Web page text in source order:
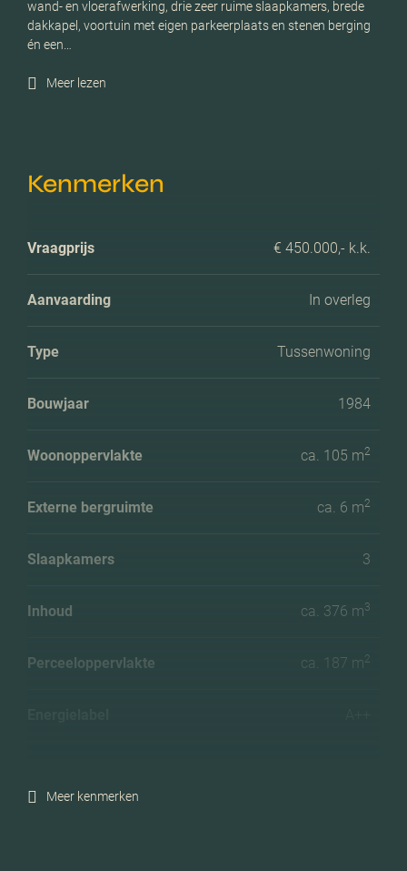
wand- en vloerafwerking, drie zeer ruime slaapkamers, brede
dakkapel, voortuin met eigen parkeerplaats en stenen berging
én een…
Meer lezen
Kenmerken
Vraagprijs € 450.000,- k.k.
Aanvaarding In overleg
Type Tussenwoning
Bouwjaar 1984
Woonoppervlakte ca. 105 m2
Externe bergruimte ca. 6 m2
Slaapkamers 3
Inhoud ca. 376 m3
Perceeloppervlakte ca. 187 m2
Meer kenmerken